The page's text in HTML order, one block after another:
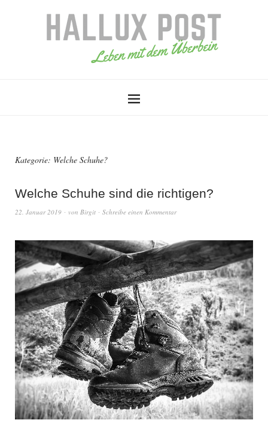
Kategorie: Welche Schuhe?
Welche Schuhe sind die richtigen?
22. Januar 2019 von Birgit Schreibe einen Kommentar